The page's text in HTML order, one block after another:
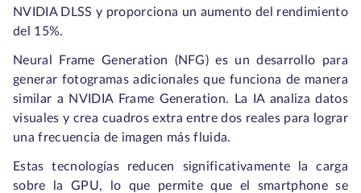
NVIDIA DLSS y proporciona un aumento del rendimiento
del 15%.
Neural Frame Generation (NFG) es un desarrollo para
generar fotogramas adicionales que funciona de manera
similar a NVIDIA Frame Generation. La IA analiza datos
visuales y crea cuadros extra entre dos reales para lograr
una frecuencia de imagen más fluida.
Estas tecnologías reducen significativamente la carga
sobre la GPU, lo que permite que el smartphone se